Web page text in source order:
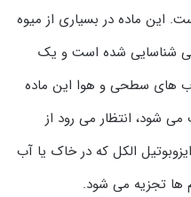
این ماده در بسیاری از میوه
شناسایی شده است و یک
های سطحی و هوا این ماده
شود، انتظار می رود از
الکل که در خاک یا آب
ها تجزیه می شود.